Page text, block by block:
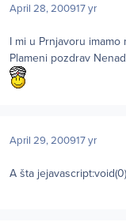
April 28, 200917 yr
I mi u Prnjavoru
Plameni pozdrav
April 29, 200917 yr
A šta